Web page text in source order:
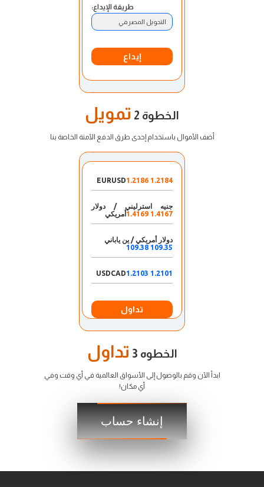
طريقة الإيداع:
التحويل المصرفي
إيداع
الخطوة 2 تمويل
أضف الأموال باستخدام إحدى طرق الدفع الآمنة الخاصة بنا
EURUSD
جنيه استرليني / دولار
أمريكي
دولار أمريكي / ين ياباني
USDCAD
تداول
الخطوه 3 تداول
ابدأ الآن وقم بالوصول إلى الأسواق العالمية في أي وقت وفي
إنشاء حساب